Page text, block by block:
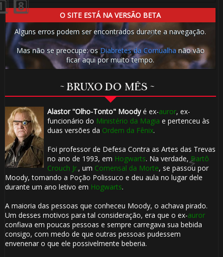
O SITE ESTÁ NA VERSÃO BETA
Alguns erros podem ser encontrados durante a navegação.
Mas não se preocupe: osDiabretes da Cornualha não vão
ficar aqui por muito tempo.
~ BRUXO DO MÊS ~
Alastor "Olho-Tonto" Moodyé ex-auror, ex-
funcionário do Ministério da Magia e pertenceu às
duas versões da Ordem da Fênix.
Foi professor de Defesa Contra as Artes das Trevas
no ano de 1993, em Hogwarts. Na verdade, Bartô
Crouch Jr., um Comensal da Morte, se passou por
Moody, tomando a Poção Polissuco e deu aula no lugar dele
durante um ano letivo em Hogwarts.
A maioria das pessoas que conheceu Moody, o achava pirado.
Um desses motivos para tal consideração, era que o ex-auror
confiava em poucas pessoas e sempre carregava sua bebida
consigo, com medo de que outras pessoas pudessem
envenenar o que ele possivelmente beberia.
1️⃣ 8️⃣
1️⃣ 8️⃣